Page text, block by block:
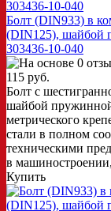
Болт (DIN933) в
(DIN125), шайбой
303436-10-040
115 руб.
Болт с
шайбой
метрического
стали в полном
техническими
в
Купить